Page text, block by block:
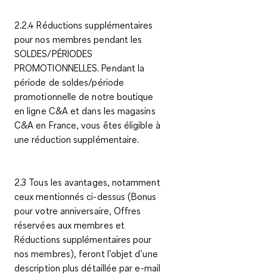
2.2.4 Réductions supplémentaires
pour nos membres pendant les
SOLDES/PÉRIODES
PROMOTIONNELLES. Pendant la
période de soldes/période
promotionnelle de notre boutique
en ligne C&A et dans les magasins
C&A en France, vous êtes éligible à
une réduction supplémentaire.
2.3 Tous les avantages, notamment
ceux mentionnés ci-dessus (Bonus
pour votre anniversaire, Offres
réservées aux membres et
Réductions supplémentaires pour
nos membres), feront l’objet d’une
description plus détaillée par e-mail